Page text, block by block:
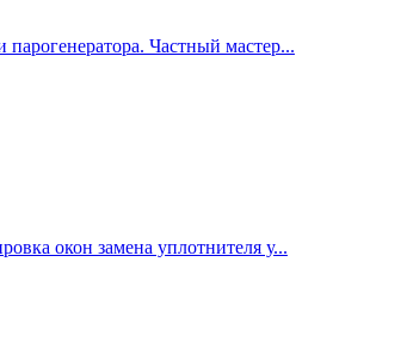
Частный мастер...
окон замена уплотнителя у...